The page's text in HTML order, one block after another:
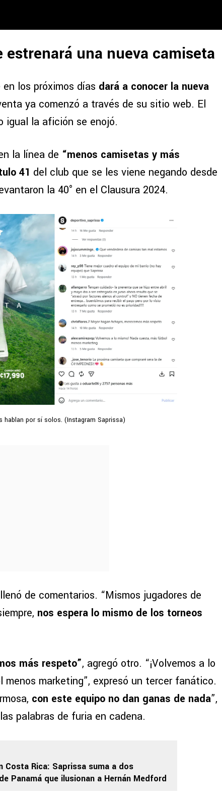
estrenará una nueva camiseta
los próximos días dará a conocer la nueva
ya comenzó a través de su sitio web. El
igual la afición se enojó.
la línea de “menos camisetas y más
41 del club que se les viene negando desde
la 40° en el Clausura 2024.
hablan por sí solos. (Instagram Saprissa)
de comentarios. “Mismos jugadores de
nos espera lo mismo de los torneos
más respeto”, agregó otro. “¡Volvemos a lo
marketing”, expresó un tercer fanático.
con este equipo no dan ganas de nada”,
palabras de furia en cadena.
Costa Rica: Saprissa suma a dos
Panamá que ilusionan a Hernán Medford